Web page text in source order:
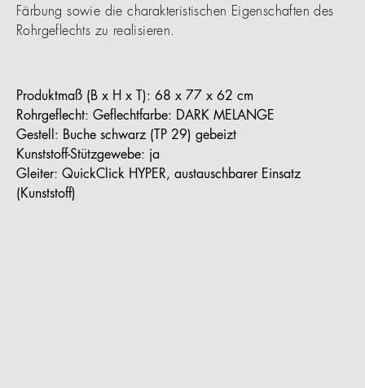
Färbung sowie die charakteristischen Eigenschaften des
Rohrgeflechts zu realisieren.
Produktmaß (B x H x T): 68 x 77 x 62 cm
Rohrgeflecht: Geflechtfarbe: DARK MELANGE
Gestell: Buche schwarz (TP 29) gebeizt
Kunststoff-Stützgewebe: ja
Gleiter: QuickClick HYPER, austauschbarer Einsatz
(Kunststoff)